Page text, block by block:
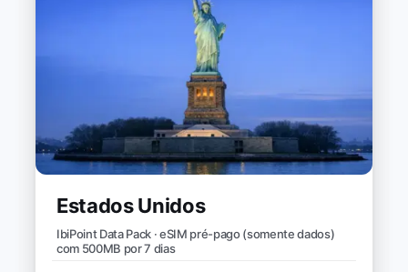
Estados Unidos
IbiPoint Data Pack · eSIM pré-pago (somente dados)
com 500MB por 7 dias